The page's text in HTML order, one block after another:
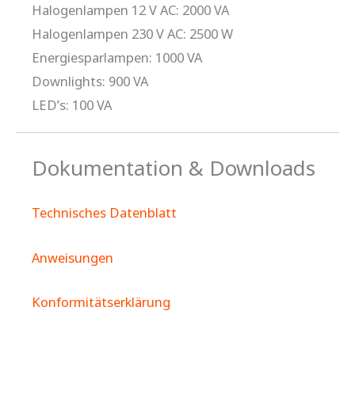
Halogenlampen 12 V AC: 2000 VA
Halogenlampen 230 V AC: 2500 W
Energiesparlampen: 1000 VA
Downlights: 900 VA
LED’s: 100 VA
Dokumentation & Downloads
Technisches Datenblatt
Anweisungen
Konformitätserklärung